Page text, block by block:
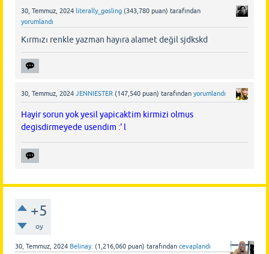
30, Temmuz, 2024 literally_gosling (343,780 puan) tarafından
yorumlandı
Kırmızı renkle yazman hayıra alamet değil sjdkskd
30, Temmuz, 2024 JENNIESTER (147,540 puan) tarafından yorumlandı
Hayir sorun yok yesil yapicaktim kirmizi olmus
degisdirmeyede usendim :' l
+5
oy
30, Temmuz, 2024 Belinay. (1,216,060 puan) tarafından cevaplandı